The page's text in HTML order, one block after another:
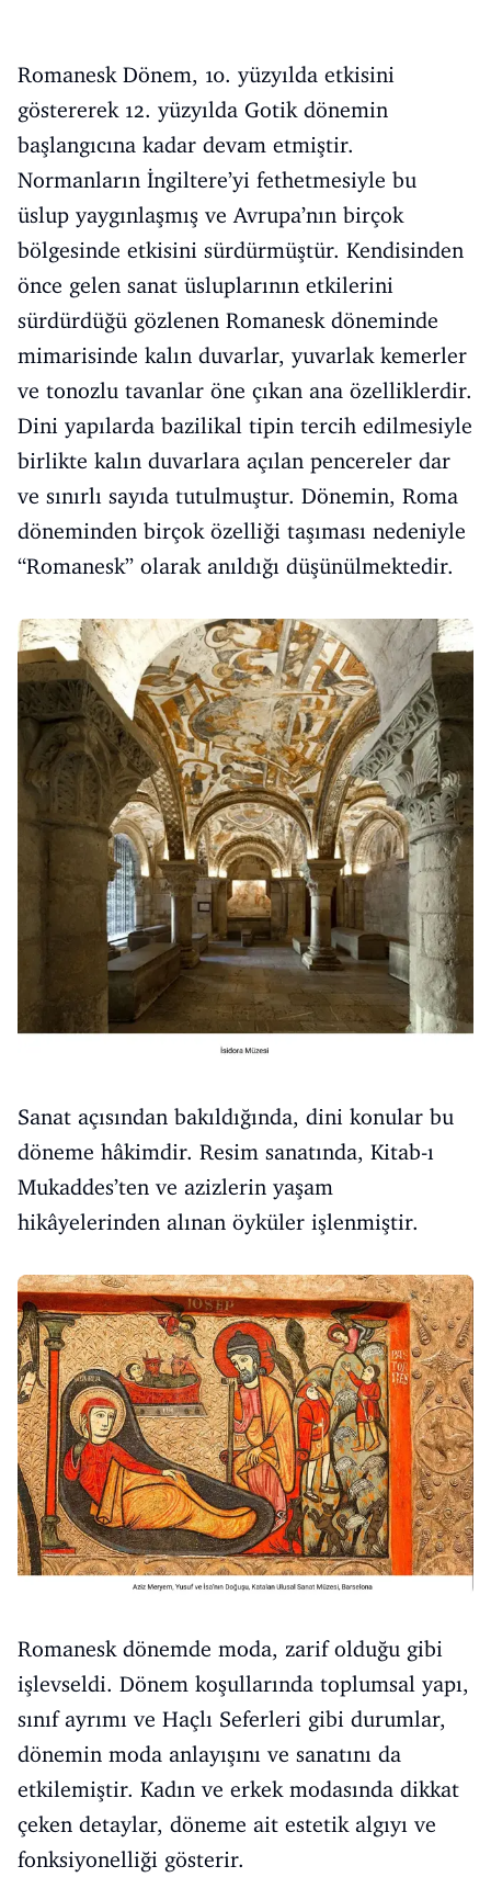
Romanesk Dönem, 10. yüzyılda etkisini
göstererek 12. yüzyılda Gotik dönemin
başlangıcına kadar devam etmiştir.
Normanların İngiltere’yi fethetmesiyle bu
üslup yaygınlaşmış ve Avrupa’nın birçok
bölgesinde etkisini sürdürmüştür. Kendisinden
önce gelen sanat üsluplarının etkilerini
sürdürdüğü gözlenen Romanesk döneminde
mimarisinde kalın duvarlar, yuvarlak kemerler
ve tonozlu tavanlar öne çıkan ana özelliklerdir.
Dini yapılarda bazilikal tipin tercih edilmesiyle
birlikte kalın duvarlara açılan pencereler dar
ve sınırlı sayıda tutulmuştur. Dönemin, Roma
döneminden birçok özelliği taşıması nedeniyle
“Romanesk” olarak anıldığı düşünülmektedir.
Sanat açısından bakıldığında, dini konular bu
döneme hâkimdir. Resim sanatında, Kitab-ı
Mukaddes’ten ve azizlerin yaşam
hikâyelerinden alınan öyküler işlenmiştir.
Romanesk dönemde moda, zarif olduğu gibi
işlevseldi. Dönem koşullarında toplumsal yapı,
sınıf ayrımı ve Haçlı Seferleri gibi durumlar,
dönemin moda anlayışını ve sanatını da
etkilemiştir. Kadın ve erkek modasında dikkat
çeken detaylar, döneme ait estetik algıyı ve
fonksiyonelliği gösterir.